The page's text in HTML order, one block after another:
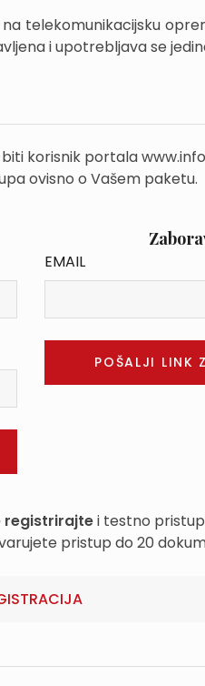
telekomunikacijsku
i upotrebljava se
korisnik portala
ovisno o Vašem paketu.
EMAIL
registrirajtei testno
pristup do 20